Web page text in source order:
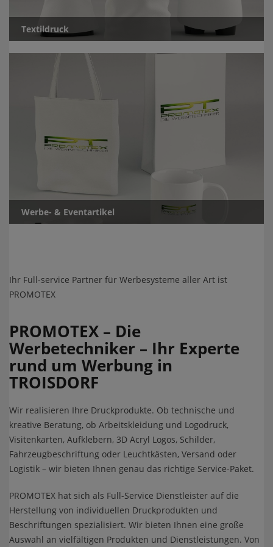
Ihr Full-service Partner für Werbesysteme aller Art ist
PROMOTEX
PROMOTEX – Die
Werbetechniker – Ihr Experte
rund um Werbung in
TROISDORF
Wir realisieren Ihre Druckprodukte. Ob technische und
kreative Beratung, ob Arbeitskleidung und Logodruck,
Visitenkarten, Aufklebern, 3D Acryl Logos, Schilder,
Fahrzeugbeschriftung oder Leuchtkästen, Versand oder
Logistik – wir bieten Ihnen genau das richtige Service-Paket.
PROMOTEX hat sich als Full-Service Dienstleister auf die
Herstellung von individuellen Druckprodukten und
Beschriftungen spezialisiert. Wir bieten Ihnen eine große
Auswahl an vielfältigen Produkten und Dienstleistungen. Von
Textildruck
Werbe- & Eventartikel